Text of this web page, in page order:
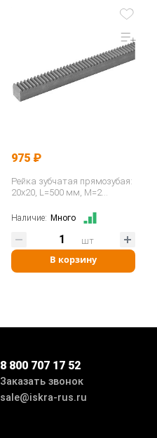
975 ₽
Рейка зубчатая прямозубая:
20x20, L=500 мм, M=2
Наличие: Много
В корзину
шт
8 800 707 17 52
Заказать звонок
sale@iskra-rus.ru